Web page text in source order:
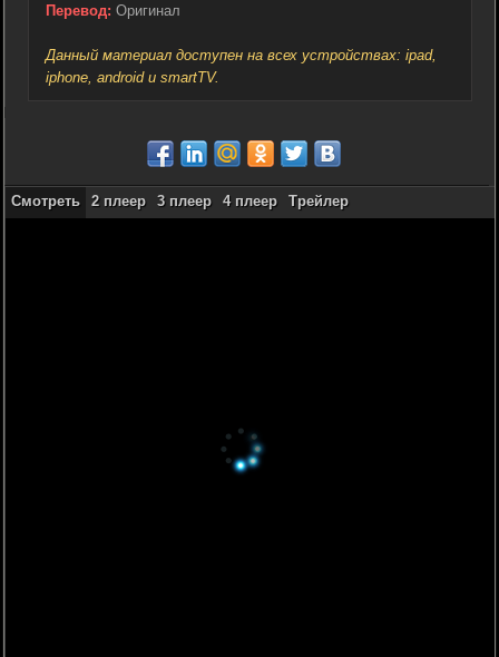
Перевод: Оригинал
Данный материал доступен на всех устройствах: ipad,
iphone, android и smartTV.
Смотреть 2 плеер 3 плеер 4 плеер Трейлер